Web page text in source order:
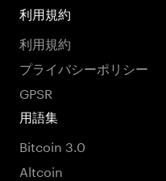
利用規約
利用規約
プライバシーポリシー
GPSR
用語集
Bitcoin 3.0
Altcoin